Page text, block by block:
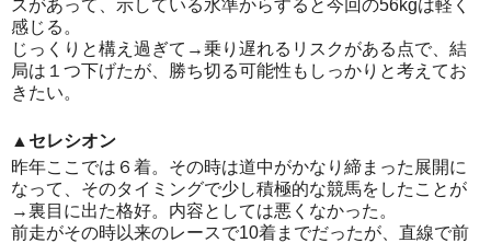
スがあって、示している水準からすると今回の56kgは軽く
感じる。
じっくりと構え過ぎて→乗り遅れるリスクがある点で、結
局は１つ下げたが、勝ち切る可能性もしっかりと考えてお
きたい。
▲セレシオン
昨年ここでは６着。その時は道中がかなり締まった展開に
なって、そのタイミングで少し積極的な競馬をしたことが
→裏目に出た格好。内容としては悪くなかった。
前走がその時以来のレースで10着までだったが、直線で前